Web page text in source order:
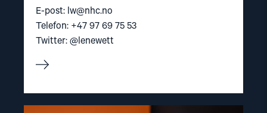
E-post: lw@nhc.no
Telefon: +47 97 69 75 53
Twitter: @lenewett